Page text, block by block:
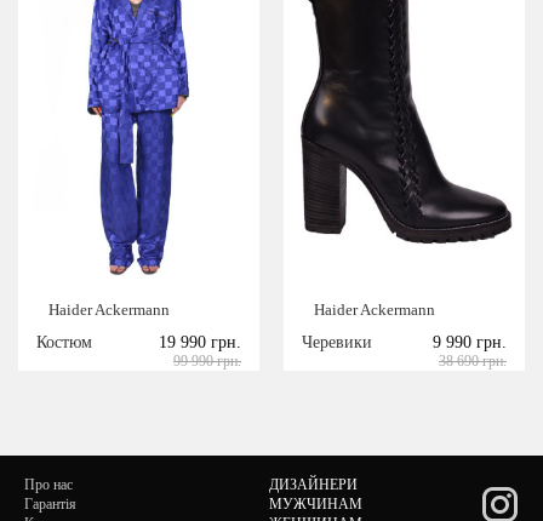
Haider Ackermann
Костюм
19 990 грн.
99 990 грн.
Haider Ackermann
Черевики
9 990 грн.
38 690 грн.
Про нас
Гарантія
ДИЗАЙНЕРИ
МУЖЧИНАМ